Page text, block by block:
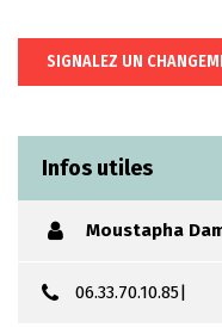
SIGNALEZ UN
Infos utiles
Moustapha
06.33.70.10.85|